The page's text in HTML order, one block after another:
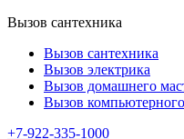
Вызов сантехника
Вызов сантехника
Вызов электрика
Вызов домашнего
Вызов
+7-922-335-1000